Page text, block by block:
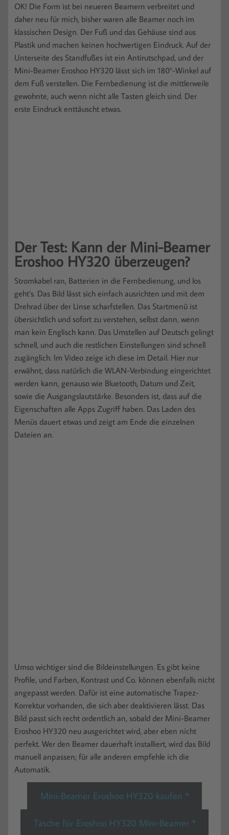
OK! Die Form ist bei neueren Beamern verbreitet und
daher neu für mich, bisher waren alle Beamer noch im
klassischen Design. Der Fuß und das Gehäuse sind aus
Plastik und machen keinen hochwertigen Eindruck. Auf der
Unterseite des Standfußes ist ein Antirutschpad, und der
Mini-Beamer Eroshoo HY320 lässt sich im 180°-Winkel auf
dem Fuß verstellen. Die Fernbedienung ist die mittlerweile
gewohnte, auch wenn nicht alle Tasten gleich sind. Der
erste Eindruck enttäuscht etwas.
Der Test: Kann der Mini-Beamer
Eroshoo HY320 überzeugen?
Stromkabel ran, Batterien in die Fernbedienung, und los
geht’s. Das Bild lässt sich einfach ausrichten und mit dem
Drehrad über der Linse scharfstellen. Das Startmenü ist
übersichtlich und sofort zu verstehen, selbst dann, wenn
man kein Englisch kann. Das Umstellen auf Deutsch gelingt
schnell, und auch die restlichen Einstellungen sind schnell
zugänglich. Im Video zeige ich diese im Detail. Hier nur
erwähnt, dass natürlich die WLAN-Verbindung eingerichtet
werden kann, genauso wie Bluetooth, Datum und Zeit,
sowie die Ausgangslautstärke. Besonders ist, dass auf die
Eigenschaften alle Apps Zugriff haben. Das Laden des
Menüs dauert etwas und zeigt am Ende die einzelnen
Dateien an.
Umso wichtiger sind die Bildeinstellungen. Es gibt keine
Profile, und Farben, Kontrast und Co. können ebenfalls nicht
angepasst werden. Dafür ist eine automatische Trapez-
Korrektur vorhanden, die sich aber deaktivieren lässt. Das
Bild passt sich recht ordentlich an, sobald der Mini-Beamer
Eroshoo HY320 neu ausgerichtet wird, aber eben nicht
perfekt. Wer den Beamer dauerhaft installiert, wird das Bild
manuell anpassen; für alle anderen empfehle ich die
Automatik.
Mini-Beamer Eroshoo HY320 kaufen *
Tasche für Eroshoo HY320 Mini-Beamer *